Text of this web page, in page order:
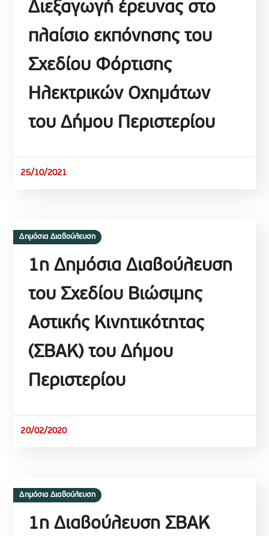
Διεξαγωγή έρευνας στο
πλαίσιο εκπόνησης του
Σχεδίου Φόρτισης
Ηλεκτρικών Οχημάτων
του Δήμου Περιστερίου
25/10/2021
Δημόσια Διαβούλευση
1η Δημόσια Διαβούλευση
του Σχεδίου Βιώσιμης
Αστικής Κινητικότητας
(ΣΒΑΚ) του Δήμου
Περιστερίου
20/02/2020
Δημόσια Διαβούλευση
1η Διαβούλευση ΣΒΑΚ